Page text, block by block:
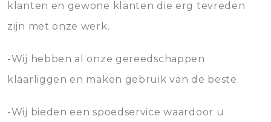
klanten en gewone klanten die erg tevreden
zijn met onze werk.
-Wij hebben al onze gereedschappen
klaarliggen en maken gebruik van de beste.
-Wij bieden een spoedservice waardoor u